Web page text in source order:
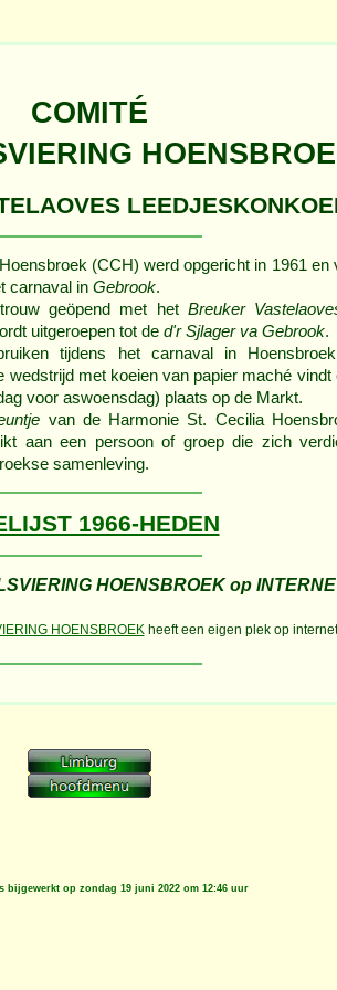
COMITÉ
(CCH) werd opgericht in 1961 en
carnaval in Gebrook.
geöpend met het Breuker
uitgeroepen tot de d'r Sjlager va Gebrook.
tijdens het carnaval in
wedstrijd met koeien van papier maché vindt
voor aswoensdag) plaats op de Markt.
van de Harmonie St. Cecilia
aan een persoon of groep die zich
samenleving.
1966-HEDEN
HOENSBROEK op
HOENSBROEKheeft een eigen plek op
bijgewerkt op zondag 19 juni 2022 om 12:46 uur